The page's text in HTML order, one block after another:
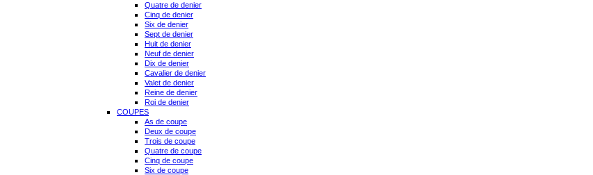
Quatre de denier
Cinq de denier
Six de denier
Sept de denier
Huit de denier
Neuf de denier
Dix de denier
Cavalier de denier
Valet de denier
Reine de denier
Roi de denier
COUPES
As de coupe
Deux de coupe
Trois de coupe
Quatre de coupe
Cinq de coupe
Six de coupe